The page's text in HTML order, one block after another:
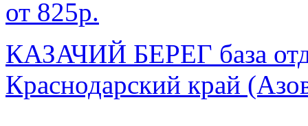
от 825р.
КАЗАЧИЙ БЕРЕГ база
Краснодарский край